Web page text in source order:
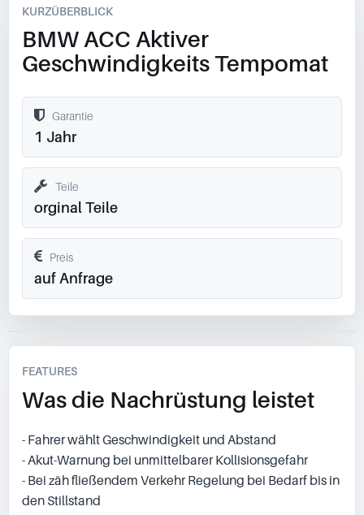
KURZÜBERBLICK
BMW ACC Aktiver
Geschwindigkeits Tempomat
Garantie
1 Jahr
Teile
orginal Teile
Preis
auf Anfrage
FEATURES
Was die Nachrüstung leistet
- Fahrer wählt Geschwindigkeit und Abstand
- Akut-Warnung bei unmittelbarer Kollisionsgefahr
- Bei zäh fließendem Verkehr Regelung bei Bedarf bis in
den Stillstand